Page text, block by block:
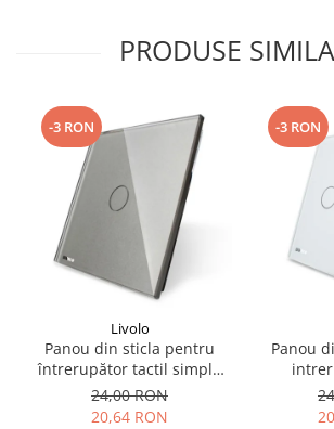
PRODUSE
-3 RON
Livolo
Panou din sticla pentru
întrerupător tactil simplu
Livolo
24,00 RON
20,64 RON
-3 RON
Panou